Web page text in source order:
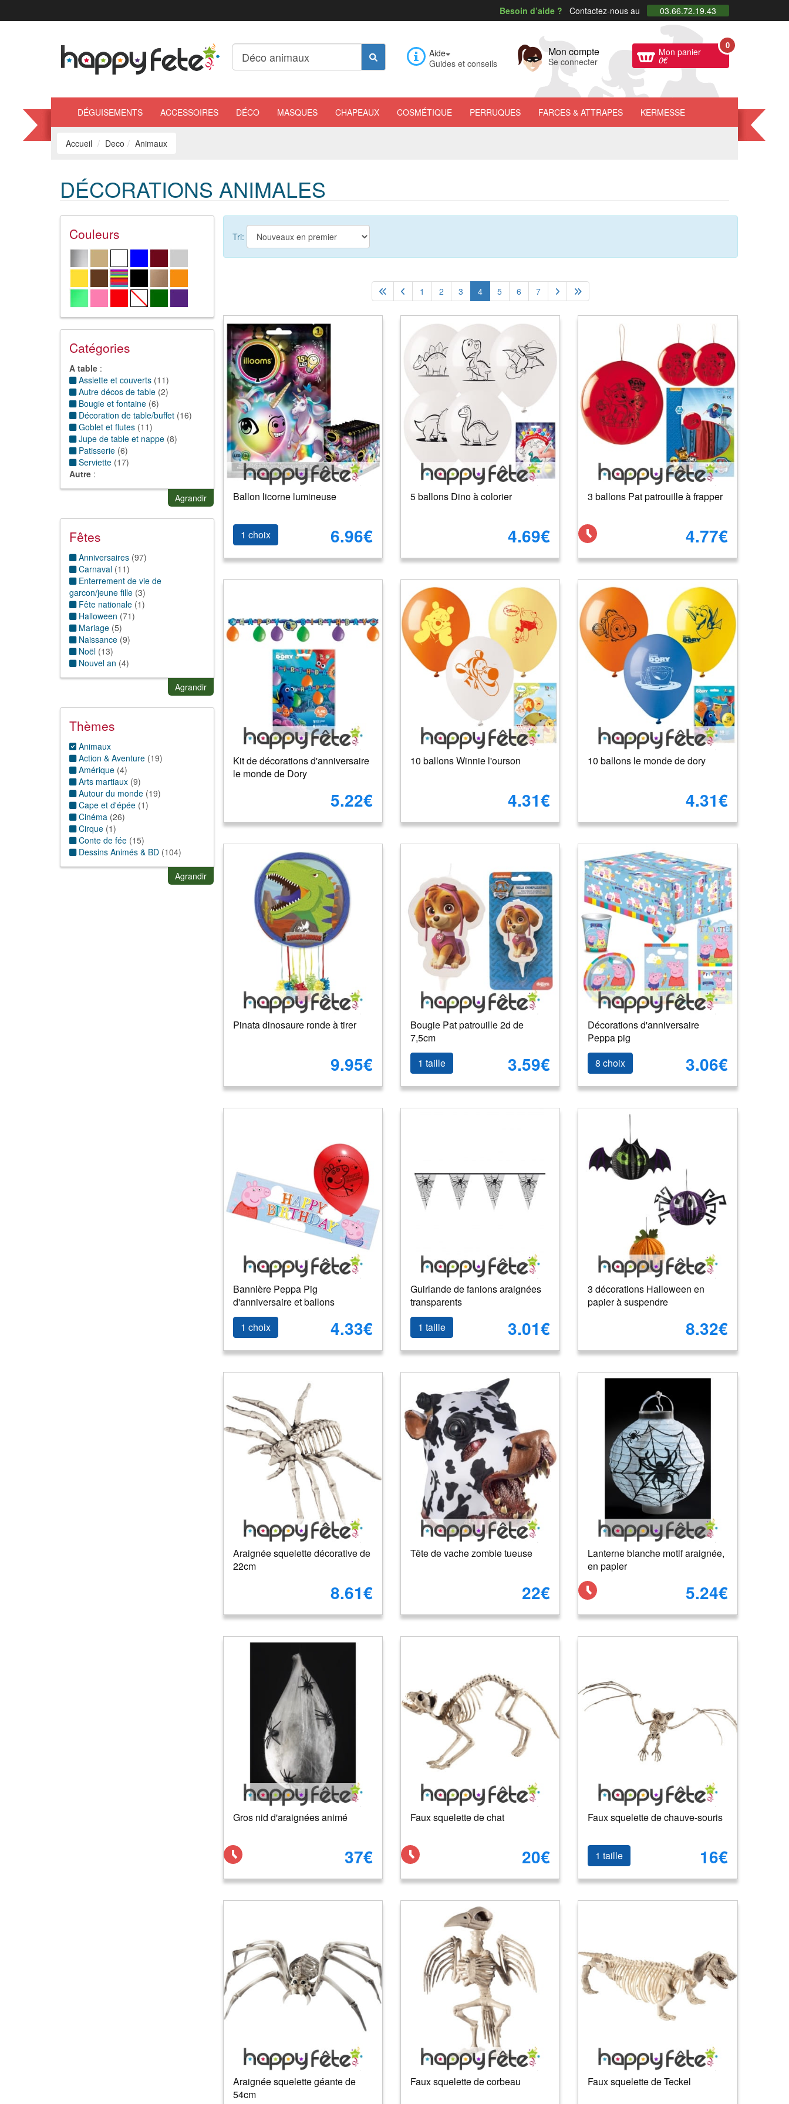
Besoin d’aide ? Contactez-nous au 03.66.72.19.43
Aide
Guides et conseils
Mon compte
Se connecter
Mon panier
0€
0
DÉGUISEMENTS ACCESSOIRES DÉCO MASQUES CHAPEAUX COSMÉTIQUE PERRUQUES FARCES & ATTRAPES KERMESSE
Accueil Deco Animaux
DÉCORATIONS ANIMALES
Couleurs
Catégories
A table :
Assiette et couverts (11)
Autre décos de table (2)
Bougie et fontaine (6)
Décoration de table/buffet (16)
Goblet et flutes (11)
Jupe de table et nappe (8)
Patisserie (6)
Serviette (17)
Autre :
Accessoires cadeaux(5)
jeux d'ambiance(3)
Pinatas
Cotillons
Ballons et accessoires
Chapeau cotillon
Confetti(1)
Déco:
Décors, mise en scène
Guirlande/Boule/suspension
Lampion/lanternes
Silhouette découpée
Agrandir
Fêtes
Anniversaires (97)
Carnaval (11)
Enterrement de vie de
garcon/jeune fille (3)
Fête nationale (1)
Halloween (71)
Mariage (5)
Naissance (9)
Noël (13)
Nouvel an (4)
Nouvel an chinois(1)
Saint valentin(3)
Agrandir
Thèmes
Animaux
Action & Aventure (19)
Amérique (4)
Arts martiaux (9)
Autour du monde (19)
Cape et d'épée (1)
Cinéma (26)
Cirque (1)
Conte de fée (15)
Dessins Animés & BD (104)
Enfance(5)
13)
Fantastique/futuriste/Science
Agrandir
Tri:
1 2 3 4 5 6 7
Ballon licorne lumineuse
1 choix 6.96€
5 ballons Dino à colorier
4.69€
3 ballons Pat patrouille à frapper
4.77€
Kit de décorations d'anniversaire
le monde de Dory
5.22€
10 ballons Winnie l'ourson
4.31€
10 ballons le monde de dory
4.31€
Pinata dinosaure ronde à tirer
9.95€
Bougie Pat patrouille 2d de
7,5cm
1 taille
3.59€
Décorations d'anniversaire
Peppa pig
8 choix
3.06€
Bannière Peppa Pig
d'anniversaire et ballons
1 choix
4.33€
Guirlande de fanions araignées
transparents
1 taille
3.01€
3 décorations Halloween en
papier à suspendre
8.32€
Araignée squelette décorative de
22cm
8.61€
Tête de vache zombie tueuse
22€
Lanterne blanche motif araignée,
en papier
5.24€
Gros nid d'araignées animé
37€
Faux squelette de chat
20€
Faux squelette de chauve-souris
1 taille 16€
Araignée squelette géante de
54cm
Faux squelette de corbeau Faux squelette de Teckel